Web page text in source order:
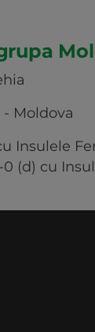
Moldova
Insulele
(d) cu